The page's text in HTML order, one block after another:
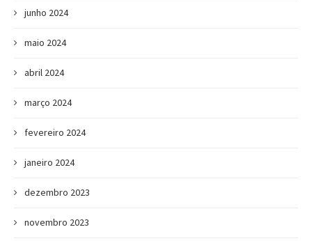
junho 2024
maio 2024
abril 2024
março 2024
fevereiro 2024
janeiro 2024
dezembro 2023
novembro 2023